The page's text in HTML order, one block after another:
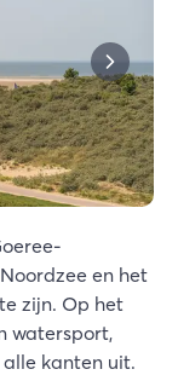
en het
zijn. Op het
watersport,
kanten uit.